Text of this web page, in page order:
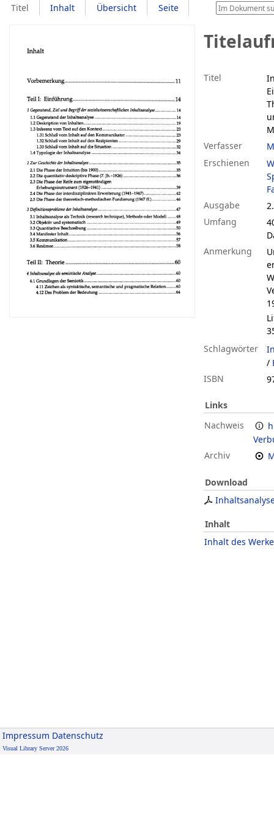
Titel Inhalt Übersicht Seite
Titel
Verfasser
Erschienen
Ausgabe
Umfang
Anmerkung
Schlagwörter
/
ISBN
Links
Nachweis
Archiv
Download
Inhalt
Inhalt des
Impressum Datenschutz
Visual Library Server 2026